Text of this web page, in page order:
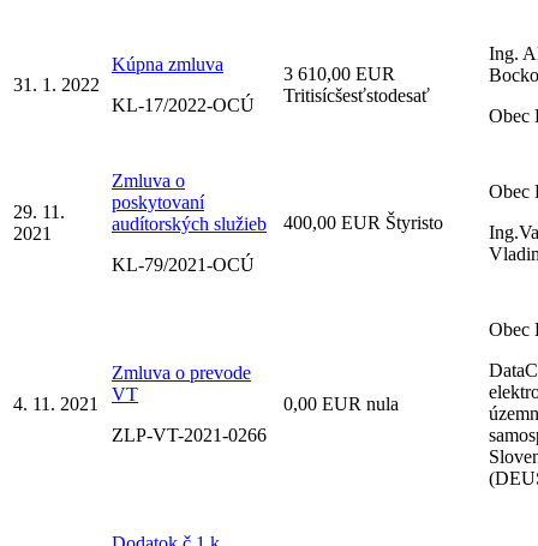
31. 1. 2022
Kúpna zmluva
KL-17/2022-OCÚ
3 610,00 EUR
Tritisícšesťstodesať
Ing.
Obec
29. 11.
2021
Zmluva o
poskytovaní
audítorských služieb
KL-79/2021-OCÚ
400,00 EUR Štyristo
Obec
4. 11. 2021
Zmluva o prevode
VT
ZLP-VT-2021-0266
0,00 EUR nula
Obec